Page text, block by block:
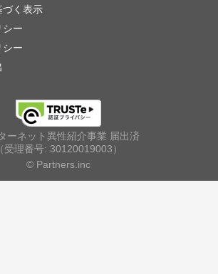
づく表示
シー
シー
ーネット異性紹介事業 届出済
（受理番号: 30120019003）
© Partners.inc